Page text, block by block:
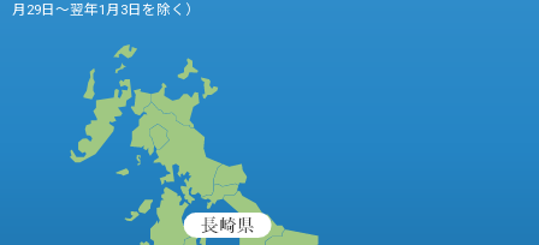
月29日～翌年1月3日を除く）